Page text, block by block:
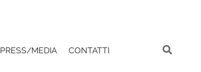
PRESS/MEDIA CONTATTI